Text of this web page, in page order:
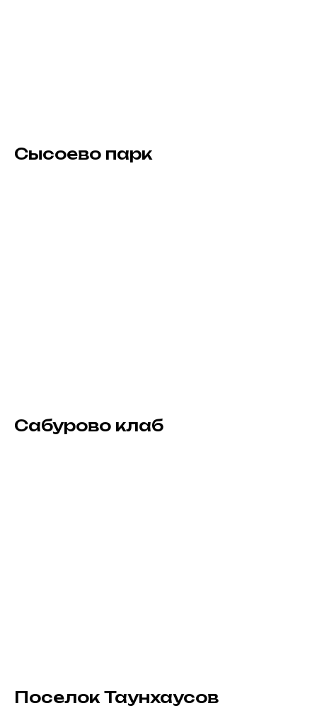
Сысоево парк
Сабурово клаб
Поселок Таунхаусов